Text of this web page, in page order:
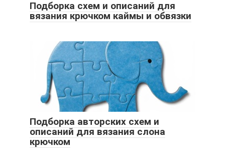
Подборка схем и описаний для
вязания крючком каймы и обвязки
Подборка авторских схем и
описаний для вязания слона
крючком